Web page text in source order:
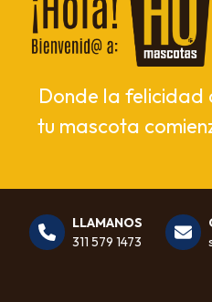
Donde la felicidad
tu mascota
LLAMANOS
311 579 1473